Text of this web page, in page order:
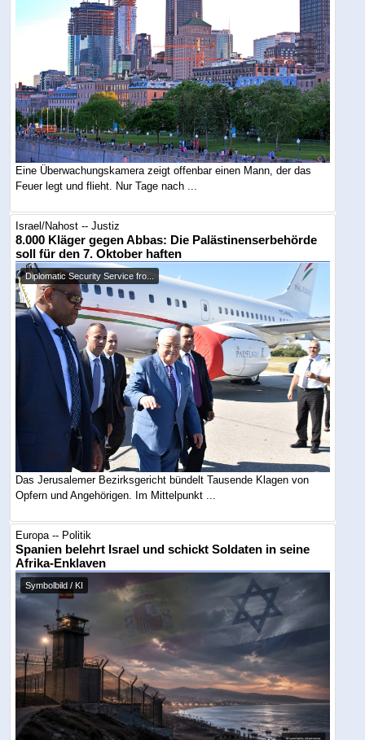
Eine Überwachungskamera zeigt offenbar einen Mann, der das
Feuer legt und flieht. Nur Tage nach ...
Israel/Nahost -- Justiz
8.000 Kläger gegen Abbas: Die Palästinenserbehörde
soll für den 7. Oktober haften
Diplomatic Security Service fro...
Das Jerusalemer Bezirksgericht bündelt Tausende Klagen von
Opfern und Angehörigen. Im Mittelpunkt ...
Europa -- Politik
Spanien belehrt Israel und schickt Soldaten in seine
Afrika-Enklaven
Symbolbild / KI